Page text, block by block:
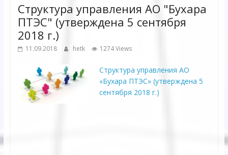
Структура управления АО "Бухара
ПТЭС" (утверждена 5 сентября
2018 г.)
11.09.2018 hetk 1274 Views
Структура управления АО
«Бухара ПТЭС» (утверждена 5
сентября 2018 г.)